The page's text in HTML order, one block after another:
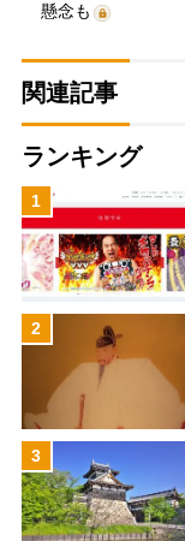
懸念も
関連記事
ランキング
1
2
3